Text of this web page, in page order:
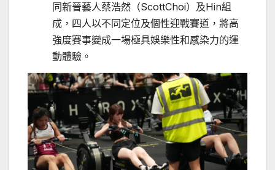
同新晉藝人蔡浩然（ScottChoi）及Hin組
成，四人以不同定位及個性迎戰賽道，將高
強度賽事變成一場極具娛樂性和感染力的運
動體驗。